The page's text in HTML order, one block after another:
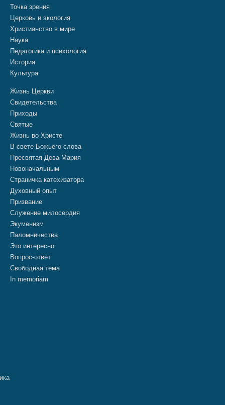
Точка зрения
Церковь и экология
Христианство в мире
Наука
Педагогика и психология
История
Культура
Жизнь Церкви
Свидетельства
Приходы
Святые
Жизнь во Христе
В свете Божьего слова
Пресвятая Дева Мария
Новоначальным
Страничка катехизатора
Духовный опыт
Призвание
Служение милосердия
Экуменизм
Паломничества
Это интересно
Вопрос-ответ
Свободная тема
In memoriam